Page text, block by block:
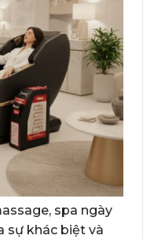
spa ngày
sự khác biệt và